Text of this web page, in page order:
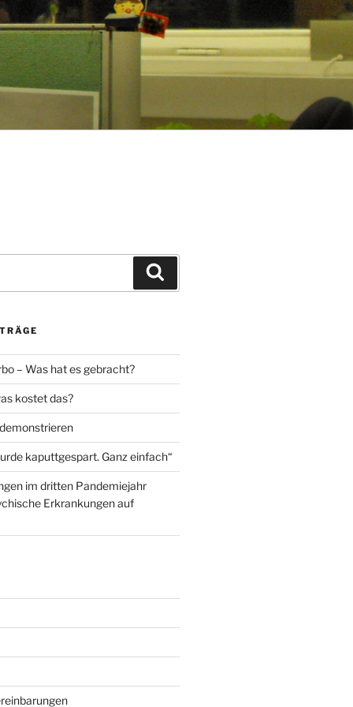
– Was hat es gebracht?
kostet das?
kaputtgespart. Ganz einfach“
im dritten Pandemiejahr
Erkrankungen auf